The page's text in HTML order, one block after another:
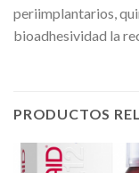
periimplantarios,
bioadhesividad la
PRODUCTOS